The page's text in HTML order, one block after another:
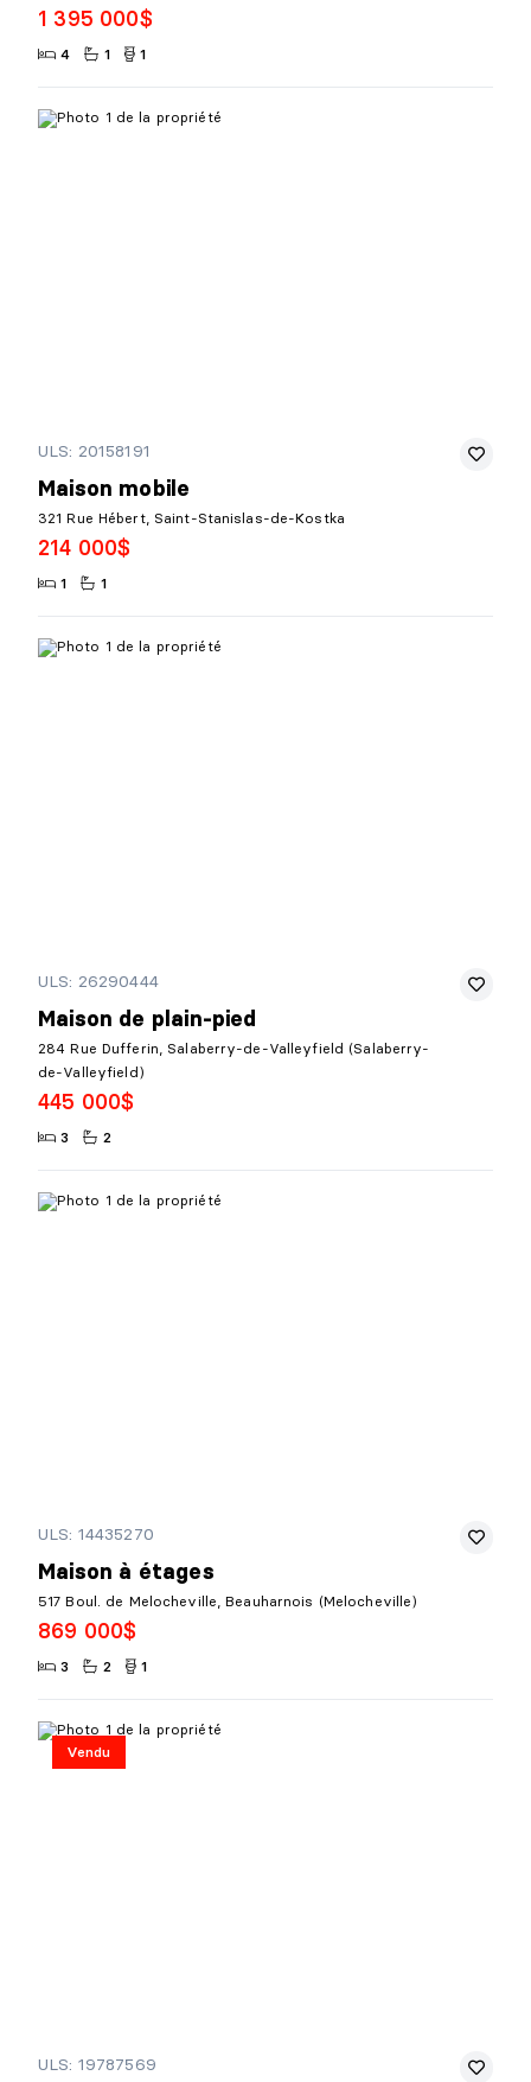
1 395 000$
4 1 1
ULS: 20158191
Maison mobile
321 Rue Hébert, Saint-Stanislas-de-Kostka
214 000$
1 1
ULS: 26290444
Maison de plain-pied
284 Rue Dufferin, Salaberry-de-Valleyfield (Salaberry-
de-Valleyfield)
445 000$
3 2
ULS: 14435270
Maison à étages
517 Boul. de Melocheville, Beauharnois (Melocheville)
869 000$
3 2 1
Vendu
ULS: 19787569